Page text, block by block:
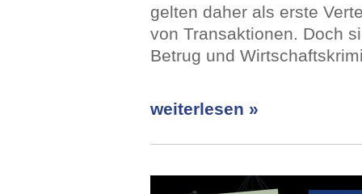
gelten daher als erste
von Transaktionen. Doch
Betrug und
weiterlesen »